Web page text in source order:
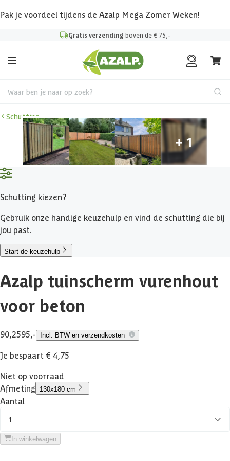
Pak je voordeel tijdens de Azalp Mega Zomer Weken!
Gratis verzending boven de € 75,-
Waar ben je naar op zoek?
Schutting
Schutting kiezen?
Gebruik onze handige keuzehulp en vind de schutting die bij
jou past.
Start de keuzehulp
Azalp tuinscherm vurenhout
voor beton
90,2595,- Incl. BTW en verzendkosten
Je bespaart € 4,75
Niet op voorraad
Afmeting
130x180 cm
Aantal
1
In winkelwagen